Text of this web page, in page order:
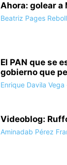
Ahora: golear a
Beatriz Pages
El PAN que se
gobierno que
Enrique Davila Vega
Videoblog:
Aminadab Pérez